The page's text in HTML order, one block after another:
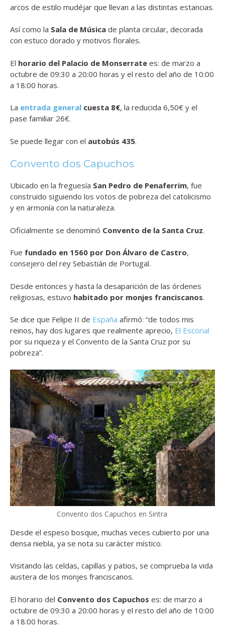
arcos de estilo mudéjar que llevan a las distintas estancias.
Así como la Sala de Música de planta circular, decorada
con estuco dorado y motivos florales.
El horario del Palacio de Monserrate es: de marzo a
octubre de 09:30 a 20:00 horas y el resto del año de 10:00
a 18:00 horas.
La entrada general cuesta 8€, la reducida 6,50€ y el
pase familiar 26€.
Se puede llegar con el autobús 435.
Convento dos Capuchos
Ubicado en la freguesía San Pedro de Penaferrim, fue
construido siguiendo los votos de pobreza del catolicismo
y en armonía con la naturaleza.
Oficialmente se denominó Convento de la Santa Cruz.
Fue fundado en 1560 por Don Álvaro de Castro,
consejero del rey Sebastián de Portugal.
Desde entonces y hasta la desaparición de las órdenes
religiosas, estuvo habitado por monjes franciscanos.
Se dice que Felipe II de España afirmó: “de todos mis
reinos, hay dos lugares que realmente aprecio, El Escorial
por su riqueza y el Convento de la Santa Cruz por su
pobreza”.
Convento dos Capuchos en Sintra
Desde el espeso bosque, muchas veces cubierto por una
densa niebla, ya se nota su carácter místico.
Visitando las celdas, capillas y patios, se comprueba la vida
austera de los monjes franciscanos.
El horario del Convento dos Capuchos es: de marzo a
octubre de 09:30 a 20:00 horas y el resto del año de 10:00
a 18:00 horas.